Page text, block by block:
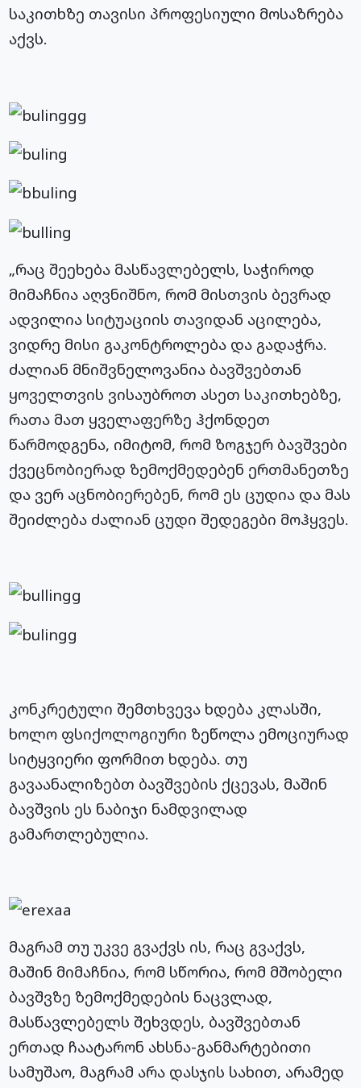
საკითხზე თავისი პროფესიული მოსაზრება
აქვს.
„რაც შეეხება მასწავლებელს, საჭიროდ
მიმაჩნია აღვნიშნო, რომ მისთვის ბევრად
ადვილია სიტუაციის თავიდან აცილება,
ვიდრე მისი გაკონტროლება და გადაჭრა.
ძალიან მნიშვნელოვანია ბავშვებთან
ყოველთვის ვისაუბროთ ასეთ საკითხებზე,
რათა მათ ყველაფერზე ჰქონდეთ
წარმოდგენა, იმიტომ, რომ ზოგჯერ ბავშვები
ქვეცნობიერად ზემოქმედებენ ერთმანეთზე
და ვერ აცნობიერებენ, რომ ეს ცუდია და მას
შეიძლება ძალიან ცუდი შედეგები მოჰყვეს.
კონკრეტული შემთხვევა ხდება კლასში,
ხოლო ფსიქოლოგიური ზეწოლა ემოციურად
სიტყვიერი ფორმით ხდება. თუ
გავაანალიზებთ ბავშვების ქცევას, მაშინ
ბავშვის ეს ნაბიჯი ნამდვილად
გამართლებულია.
მაგრამ თუ უკვე გვაქვს ის, რაც გვაქვს,
მაშინ მიმაჩნია, რომ სწორია, რომ მშობელი
ბავშვზე ზემოქმედების ნაცვლად,
მასწავლებელს შეხვდეს, ბავშვებთან
ერთად ჩაატარონ ახსნა-განმარტებითი
სამუშაო, მაგრამ არა დასჯის სახით, არამედ